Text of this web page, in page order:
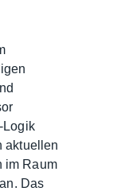
Logik
aktuellen
im Raum
Das